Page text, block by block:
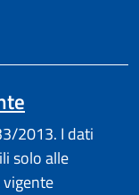
2013. I dati
solo alle